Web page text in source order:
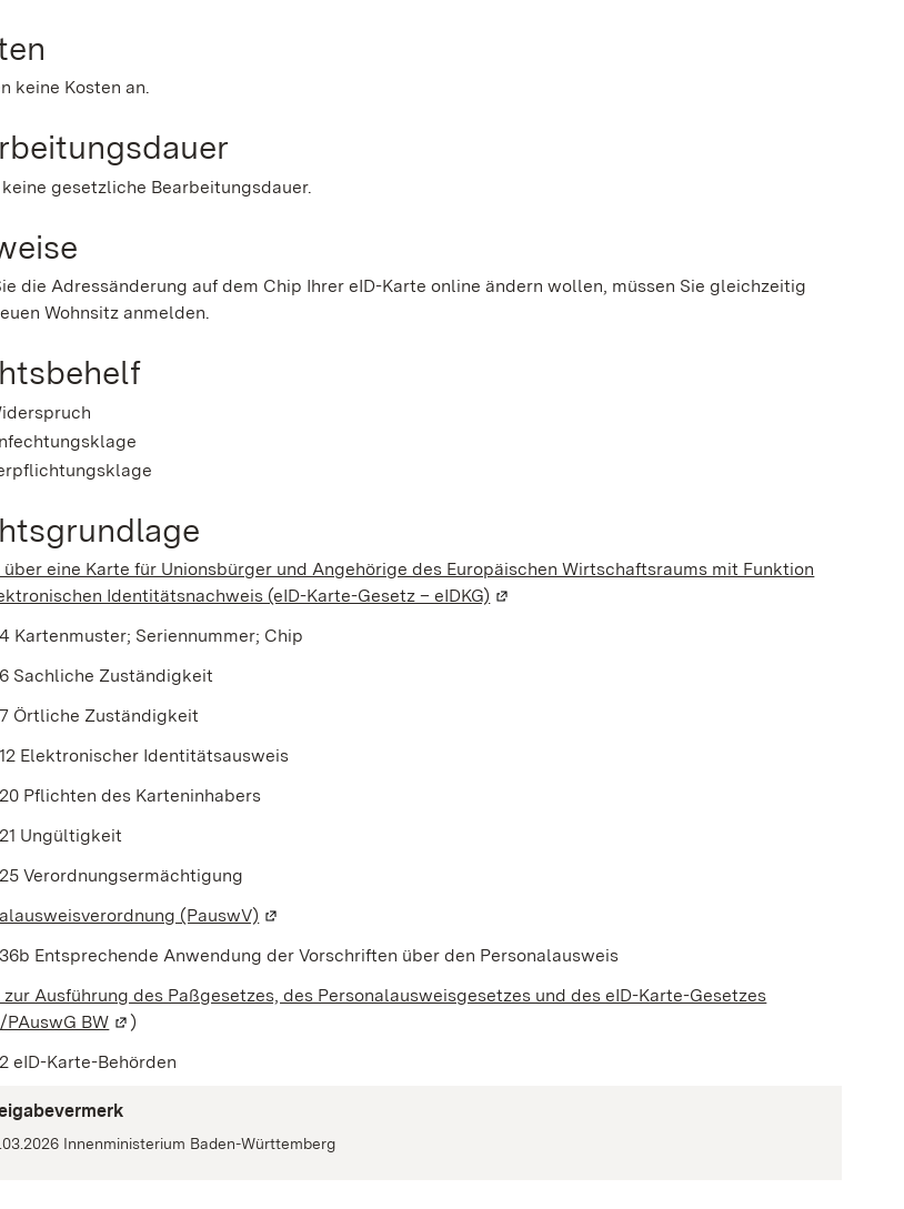
keine Kosten an.
gesetzliche Bearbeitungsdauer.
die Adressänderung auf dem Chip Ihrer eID-Karte online ändern wollen, müssen Sie gleichzeitig
Wohnsitz anmelden.
über eine Karte für Unionsbürger und Angehörige des Europäischen Wirtschaftsraums mit Funktion
Identitätsnachweis (eID-Karte-Gesetz – eIDKG) (Wird in einem neuen Fenster geöffnet)
Kartenmuster; Seriennummer; Chip
Sachliche Zuständigkeit
Örtliche Zuständigkeit
Elektronischer Identitätsausweis
Pflichten des Karteninhabers
Ungültigkeit
Verordnungsermächtigung
(PauswV) (Wird in einem neuen Fenster geöffnet)
Entsprechende Anwendung der Vorschriften über den Personalausweis
zur Ausführung des Paßgesetzes, des Personalausweisgesetzes und des eID-Karte-Gesetzes
PAuswG BW (Wird in einem neuen Fenster geöffnet)
)
eID-Karte-Behörden
Innenministerium Baden-Württemberg